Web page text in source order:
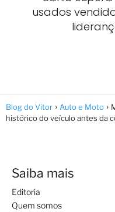
usados
Blog do Vitor Auto e Moto
histórico do veículo antes da
Saiba mais
Editoria
Quem somos